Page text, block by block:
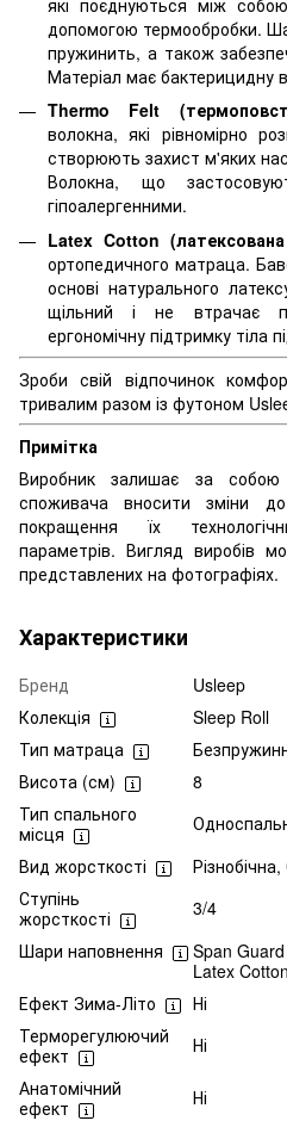
допомогою термообробки.
пружинить, а також
Матеріал має бактерицидну
Thermo Felt
волокна, які рівномірно
створюють захист м'яких
Волокна, що
гіпоалергенними.
Latex Cotton
ортопедичного матраца.
основі натурального
щільний і не втрачає
ергономічну підтримку тіла
Зроби свій відпочинок
тривалим разом із футоном
Примітка
Виробник залишає за собою
споживача вносити зміни до
покращення їх
параметрів. Вигляд виробів
представлених на фотографіях.
Характеристики
Бренд
Usleep
Колекція
Sleep Roll
Тип матраца
Висота (см)
8
Тип спального
місця
Вид жорсткості
Ступінь
жорсткості
3/4
Шари наповнення
Span
Latex Cotton
Ефект Зима-Літо
Ні
Терморегулюючий
ефект
Ні
Анатомічний
ефект
Ні